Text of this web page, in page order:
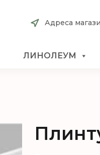
Адреса
ЛИНОЛЕУМ